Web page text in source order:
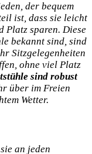
der bequem
⁤ist, dass sie leicht‌
Platz sparen.⁢ Diese
bekannt sind, sind⁢
Sitzgelegenheiten
‍ohne‌ viel Platz
sind robust
über im⁢ Freien
Wetter.
an jeden